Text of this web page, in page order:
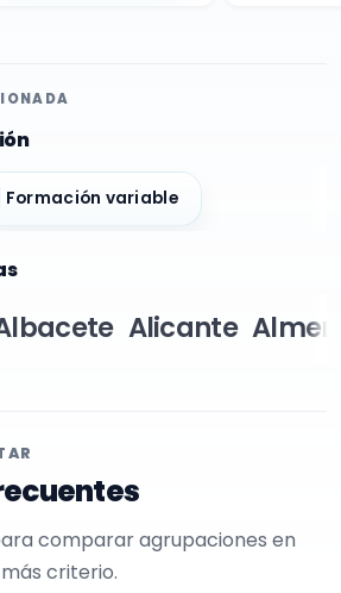
Formación variable
Alicante
comparar agrupaciones en
criterio.